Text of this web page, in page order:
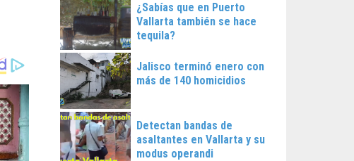
¿Sabías que en Puerto
Vallarta también se hace
tequila?
Jalisco terminó enero con
más de 140 homicidios
Detectan bandas de
asaltantes en Vallarta y su
modus operandi